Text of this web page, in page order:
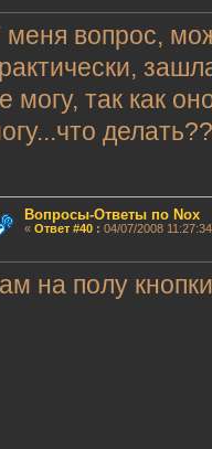
меня вопрос,
могу, так как
Вопросы-Ответы по Nox
« Ответ #40: 04/07/2008
на полу